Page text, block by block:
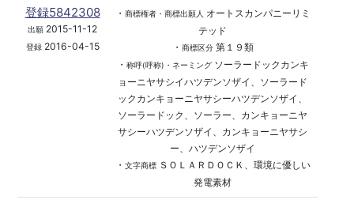
登録5842308
出願 2015-11-12
登録2016-04-15
・ 商標権者・商標出願人
オートスカンパニーリミ
テッド
・ 商標区分第１９類
・ 称呼(呼称)・ネーミングソーラードックカンキ
ョーニヤサシイハツデンソザイ、ソーラード
ックカンキョーニヤサシーハツデンソザイ、
ソーラードック、ソーラー、カンキョーニヤ
サシーハツデンソザイ、カンキョーニヤサシ
ー、ハツデンソザイ
・ 文字商標ＳＯＬＡＲＤＯＣＫ、環境に優しい
発電素材